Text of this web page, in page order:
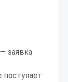
— заявка
поступает